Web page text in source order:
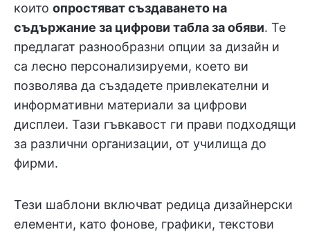
които опростяват създаването на
съдържание за цифрови табла за обяви. Те
предлагат разнообразни опции за дизайн и
са лесно персонализируеми, което ви
позволява да създадете привлекателни и
информативни материали за цифрови
дисплеи. Тази гъвкавост ги прави подходящи
за различни организации, от училища до
фирми.
Тези шаблони включват редица дизайнерски
елементи, като фонове, графики, текстови